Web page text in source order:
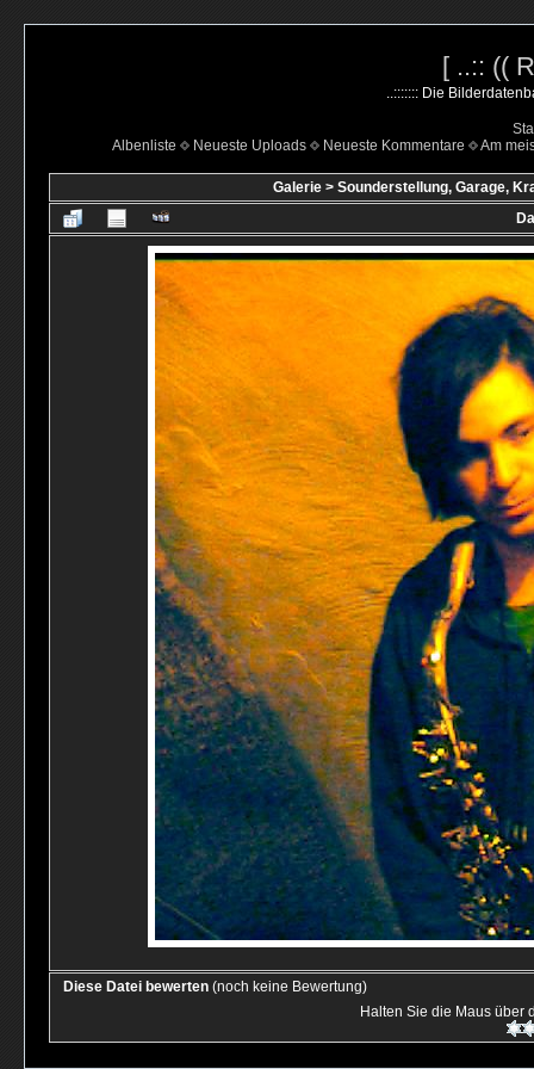
[ ..:: ((
..::::::: Die
Albenliste
Neueste Uploads Neueste Kommentare Am
Galerie> Sounderstellung, Garage,
Diese Datei bewerten (noch keine Bewertung)
Halten Sie die Maus über